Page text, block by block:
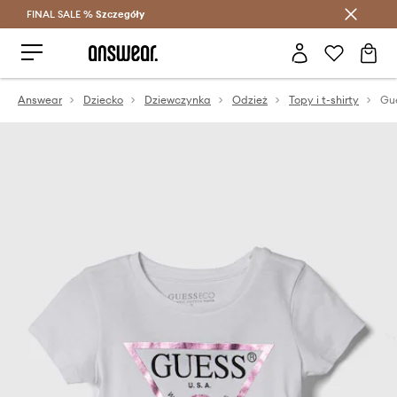
Oszczędzaj z Answear Club >
FINAL SALE % Szczegóły
Answear Dziecko Dziewczynka Odzież Topy i t-shirty